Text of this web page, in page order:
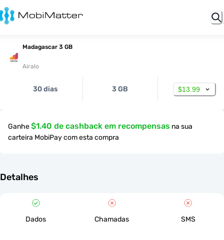
Madagascar 3 GB
Airalo
30 dias 3 GB $13.99
Ganhe$1.40 de cashback em recompensas na sua
carteira MobiPay com esta compra
Detalhes
Dados Chamadas SMS